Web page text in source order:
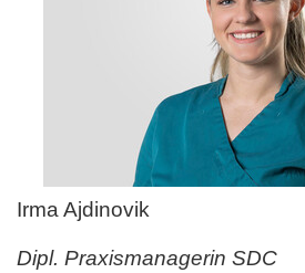
Irma Ajdinovik
Dipl. Praxismanagerin SDC